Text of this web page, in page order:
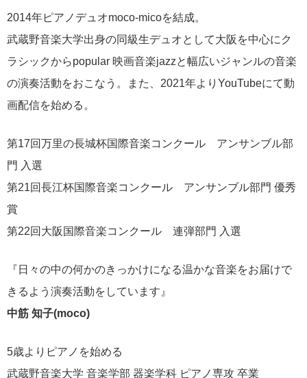
2014年ピアノデュオmoco-micoを結成。
武蔵野音楽大学出身の同級生デュオとして大阪を中心にク
ラシックからpopular 映画音楽jazzと幅広いジャンルの音楽
の演奏活動をおこなう。また、2021年よりYouTubeにて動
画配信を始める。
第17回万里の長城杯国際音楽コンクール アンサンブル部
門 入選
第21回長江杯国際音楽コンクール アンサンブル部門 優秀
賞
第22回大阪国際音楽コンクール 連弾部門 入選
『日々の中の何かのきっかけになる温かな音楽をお届けで
きるよう演奏活動をしています』
中筋 知子(moco)
5歳よりピアノを始める
武蔵野音楽大学 音楽学部 器楽学科 ピアノ専攻 卒業